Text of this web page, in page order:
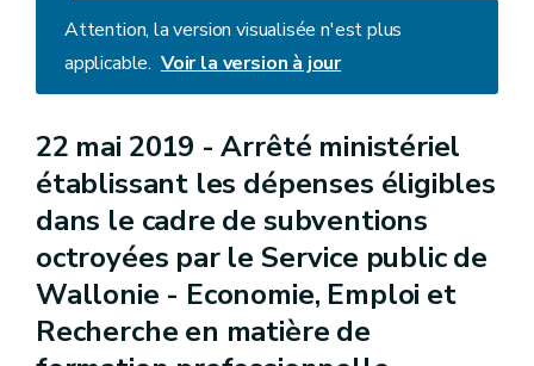
Attention, la version visualisée n'est plus
applicable. Voir la version à jour
22 mai 2019 -Arrêté ministériel
établissant les dépenses éligibles
dans le cadre de subventions
octroyées par le Service public de
Wallonie - Economie, Emploi et
Recherche en matière de